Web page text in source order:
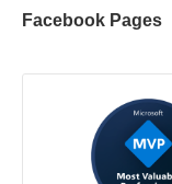
Facebook Pages